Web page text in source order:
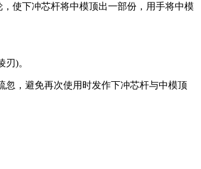
使下冲芯杆将中模顶出一部份，用手将中模
)。
忽，避免再次使用时发作下冲芯杆与中模顶